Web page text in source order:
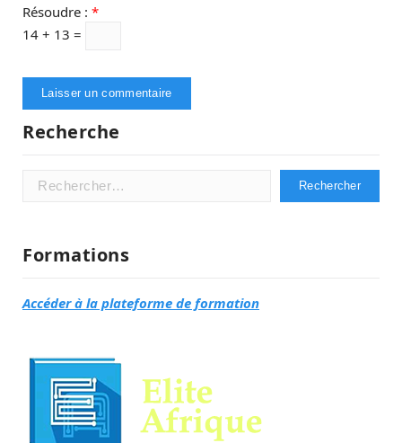
Résoudre : *
14 + 13 =
Recherche
Rechercher :
Formations
Accéder à la plateforme de formation